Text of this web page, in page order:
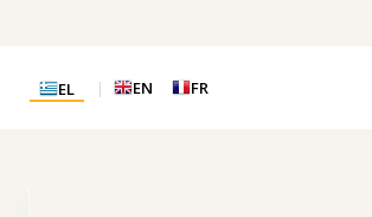
EL EN FR